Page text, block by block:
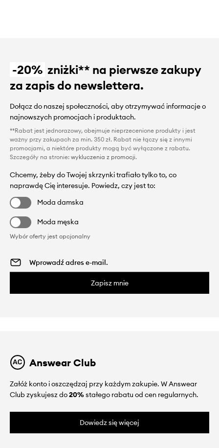
-20% zniżki** na pierwsze zakupy
za zapis do newslettera.
Dołącz do naszej społeczności, aby otrzymywać informacje o
najnowszych promocjach i produktach.
**Rabat jest jednorazowy, obejmuje nieprzecenione produkty i jest
ważny przy zakupach za min. 350 zł. Rabat nie łączy się z innymi
promocjami, a niektóre produkty mogą być wyłączone z rabatu.
Szczegóły na stronie: wykluczenia z promocji.
Chcemy, żeby do Twojej skrzynki trafiało tylko to, co
naprawdę Cię interesuje. Powiedz, czy jest to:
Moda damska
Moda męska
Wybór oferty jest opcjonalny
Zapisz mnie
Answear Club
Załóż konto i oszczędzaj przy każdym zakupie. W Answear
Club zyskujesz do20%stałego rabatu od cen regularnych.
Dowiedz się więcej